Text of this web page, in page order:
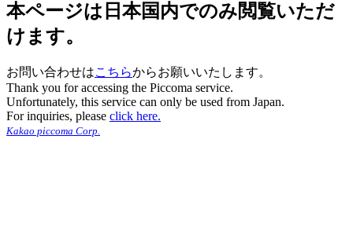
本ページは日本国内でのみ閲覧いただ
けます。
お問い合わせはこちらからお願いいたします。
Thank you for accessing the Piccoma service.
Unfortunately, this service can only be used from Japan.
For inquiries, please click here.
Kakao piccoma Corp.